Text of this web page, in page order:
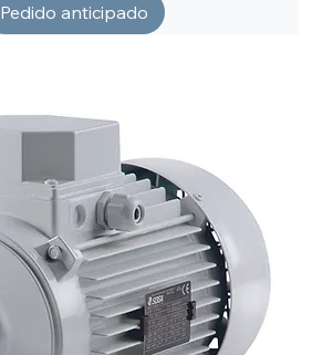
Pedido anticipado